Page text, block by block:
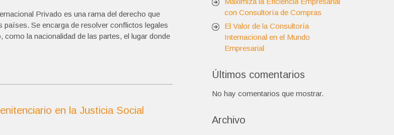
Privado es una rama del derecho que
países. Se encarga de resolver conflictos legales
la nacionalidad de las partes, el lugar donde
en la Justicia Social
con Consultoría de Compras
El Valor de la Consultoría
Internacional en el Mundo
Empresarial
Últimos comentarios
No hay comentarios que mostrar.
Archivo